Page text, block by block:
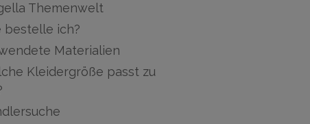
Themenwelt
bestelle ich?
Materialien
Kleidergröße passt zu